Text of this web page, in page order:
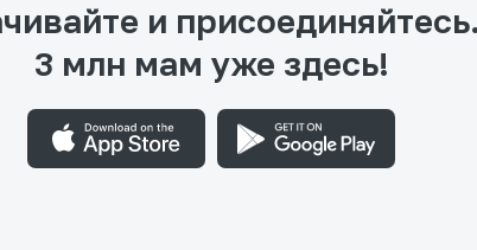
и присоединяйтесь.
3 млн мам уже здесь!